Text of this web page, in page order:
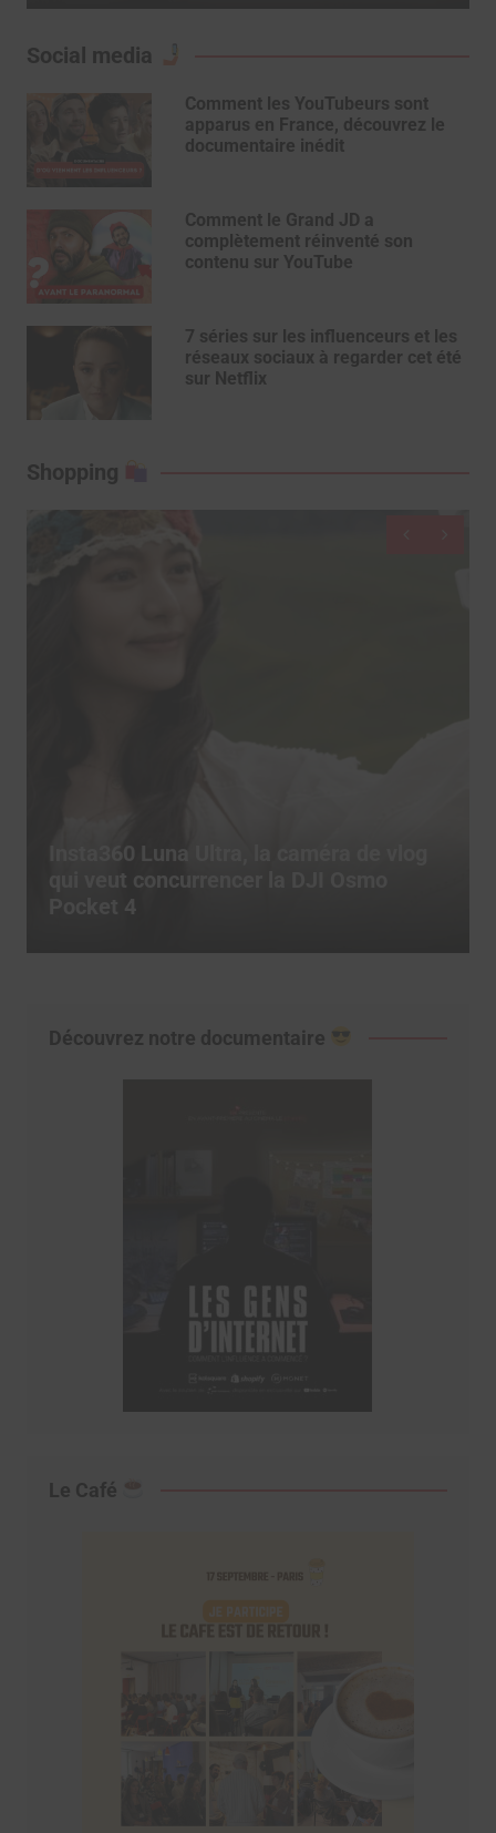
Social media
Comment les YouTubeurs sont
apparus en France, découvrez le
documentaire inédit
Comment le Grand JD a
complètement réinventé son
contenu sur YouTube
7 séries sur les influenceurs et les
réseaux sociaux à regarder cet été
sur Netflix
Shopping
Comment utiliser les templates CapCut
pour exploser son engagement sur
TikTok ?
Découvrez notre documentaire
Le Café